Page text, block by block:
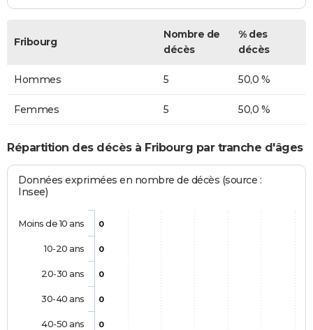
Fribourg
Nombre de
décès
% des
décès
Hommes 5 50,0 %
Femmes 5 50,0 %
Répartition des décès à Fribourg par tranche d'âges
Données exprimées en nombre de décès (source :
Insee)
0
0
0
0
0
Moins de 10 ans
10-20 ans
20-30 ans
30-40 ans
40-50 ans